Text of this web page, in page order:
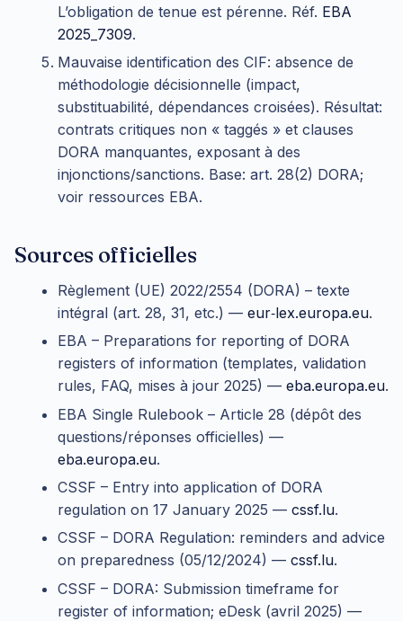
L’obligation de tenue est pérenne. Réf. EBA
2025_7309.
Mauvaise identification des CIF: absence de
méthodologie décisionnelle (impact,
substituabilité, dépendances croisées). Résultat:
contrats critiques non « taggés » et clauses
DORA manquantes, exposant à des
injonctions/sanctions. Base: art. 28(2) DORA;
voir ressources EBA.
Sources officielles
Règlement (UE) 2022/2554 (DORA) – texte
intégral (art. 28, 31, etc.) — eur‑lex.europa.eu.
EBA – Preparations for reporting of DORA
registers of information (templates, validation
rules, FAQ, mises à jour 2025) — eba.europa.eu.
EBA Single Rulebook – Article 28 (dépôt des
questions/réponses officielles) —
eba.europa.eu.
CSSF – Entry into application of DORA
regulation on 17 January 2025 — cssf.lu.
CSSF – DORA Regulation: reminders and advice
on preparedness (05/12/2024) — cssf.lu.
CSSF – DORA: Submission timeframe for
register of information; eDesk (avril 2025) —